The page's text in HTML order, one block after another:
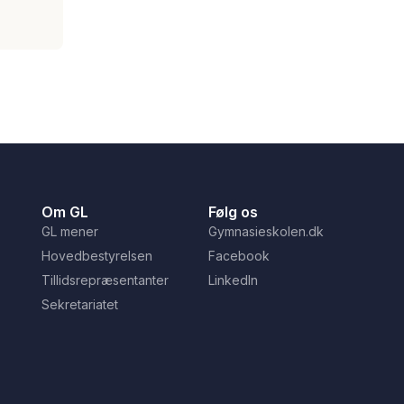
Om GL
GL mener
Hovedbestyrelsen
Tillidsrepræsentanter
Sekretariatet
Følg os
Gymnasieskolen.dk
Facebook
LinkedIn